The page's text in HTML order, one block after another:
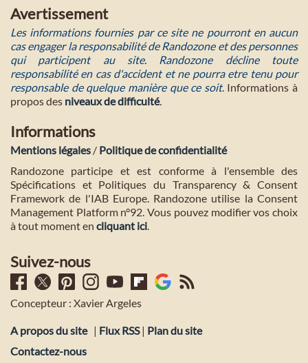
Avertissement
Les informations fournies par ce site ne pourront en aucun
cas engager la responsabilité de Randozone et des personnes
qui participent au site. Randozone décline toute
responsabilité en cas d'accident et ne pourra etre tenu pour
responsable de quelque manière que ce soit. Informations à
propos des niveaux de difficulté.
Informations
Mentions légales / Politique de confidentialité
Randozone participe et est conforme à l'ensemble des
Spécifications et Politiques du Transparency & Consent
Framework de l'IAB Europe. Randozone utilise la Consent
Management Platform n°92. Vous pouvez modifier vos choix
à tout moment en cliquant ici
Suivez-nous
Concepteur : Xavier Argeles
A propos du site | Flux RSS| Plan du site
Contactez-nous